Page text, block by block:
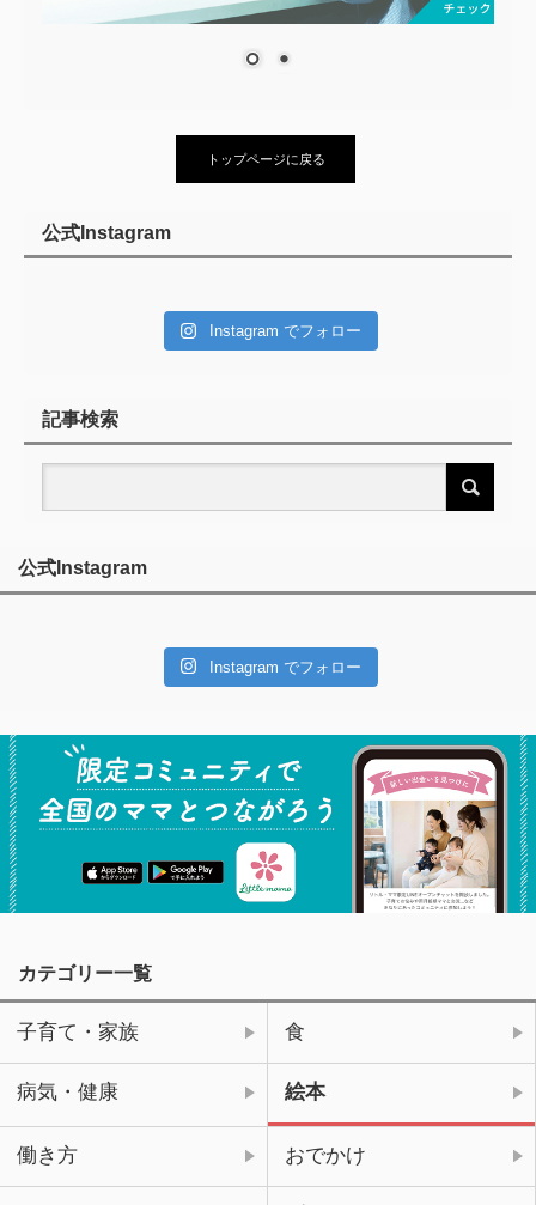
トップページに戻る
公式Instagram
Instagram でフォロー
記事検索
公式Instagram
Instagram でフォロー
カテゴリー一覧
子育て・家族 食
病気・健康 絵本
働き方 おでかけ